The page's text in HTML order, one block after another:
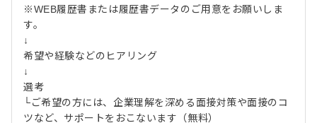
※WEB履歴書または履歴書データのご用意をお願いしま
す。
↓
希望や経験などのヒアリング
↓
選考
└ご希望の方には、企業理解を深める面接対策や面接のコ
ツなど、サポートをおこないます（無料）